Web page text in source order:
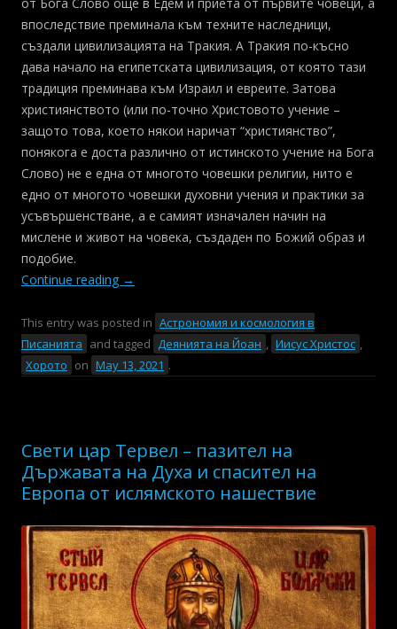
впоследствие преминала към техните наследници,
създали цивилизацията на Тракия. A Тракия по-късно
дава начало на египетската цивилизация, от която тази
традиция преминава към Израил и евреите. Затова
християнството (или по-точно Христовото учение –
защото това, което някои наричат “християнство”,
понякога е доста различно от истинското учение на Бога
Слово) не е една от многото човешки религии, нито е
едно от многото човешки духовни учения и практики за
усъвършенстване, а е самият изначален начин на
мислене и живот на човека, създаден по Божий образ и
подобие.
Continue reading →
This entry was posted in Астрономия и космология в
Писанията and tagged Деянията на Йоан , Иисус Христос ,
Хорото on May 13, 2021 .
Свети цар Тервел – пазител на
Държавата на Духа и спасител на
Европа от ислямското нашествие